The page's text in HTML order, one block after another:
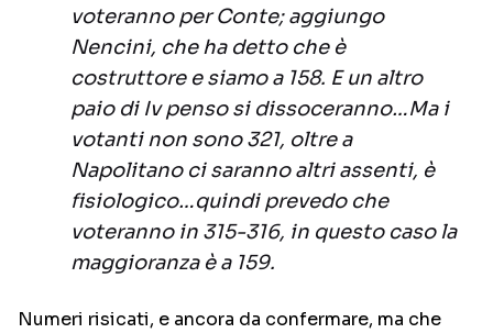
voteranno per Conte; aggiungo
Nencini, che ha detto che è
costruttore e siamo a 158. E un altro
paio di Iv penso si dissoceranno…Ma i
votanti non sono 321, oltre a
Napolitano ci saranno altri assenti, è
fisiologico…quindi prevedo che
voteranno in 315-316, in questo caso la
maggioranza è a 159.
Numeri risicati, e ancora da confermare, ma che